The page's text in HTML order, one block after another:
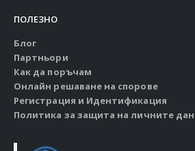
ПОЛЕЗНО
Блог
Партньори
Как да поръчам
Онлайн решаване на спорове
Регистрация и Идентификация
Политика за защита на личните